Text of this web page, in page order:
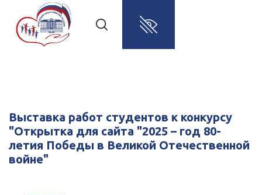
Выставка работ студентов к конкурсу
"Открытка для сайта "2025 – год 80-
летия Победы в Великой Отечественной
войне"